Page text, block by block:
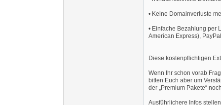
• Keine Domainverluste
• Einfache Bezahlung per
American Express),
Diese kostenpflichtigen
Wenn Ihr schon vorab
bitten Euch aber um
der „Premium Pakete“
Ausführlichere Infos